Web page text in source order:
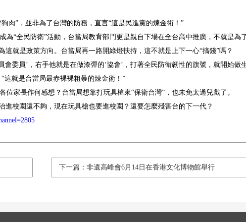
肉”，並非為了台灣的防務，直言“這是民進黨的煉金術！”
為“全民防衛”活動，台當局教育部門更是親自下場在全台高中推廣，不就是為
就是政策方向。台當局再一路開綠燈扶持，這不就是上下一心“搞錢”嗎？
委員’，右手他就是在做漆彈的‘協會’，打著全民防衛韌性的旗號，就開始做
這就是台當局最赤裸裸粗暴的煉金術！”
家長作何感想？台當局想靠打玩具槍來“保衛台灣”，也未免太過兒戲了。
進校園還不夠，現在玩具槍也要進校園？還要怎麼殘害台的下一代？
下一篇：非遺高峰會6月14日在香港文化博物館舉行